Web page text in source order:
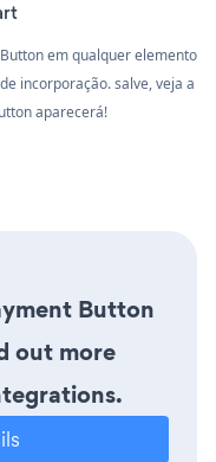
em qualquer elemento
incorporação. salve, veja a
aparecerá!
Button
out more